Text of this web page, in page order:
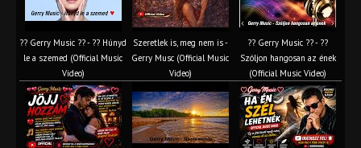
?? Gerry Music ?? - ?? Húnyd
le a szemed (Official Music
Video)
Szeretlek is, meg nem is -
Gerry Musc (Official Music
Video)
?? Gerry Music ?? - ??
Szóljon hangosan az ének
(Official Music Video)